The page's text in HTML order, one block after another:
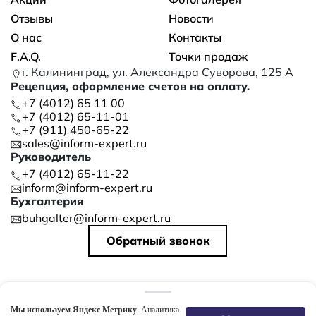
Мы используем Яндекс Метрику. Аналитика
Отзывы
Новости
О нас
Контакты
F.A.Q.
Точки продаж
г. Калининград, ул. Александра Суворова, 125 А
Рецепция, оформление счетов на оплату.
+7 (4012) 65 11 00
+7 (4012) 65-11-01
+7 (911) 450-65-22
sales@inform-expert.ru
Руководитель
+7 (4012) 65-11-22
inform@inform-expert.ru
Бухгалтерия
buhgalter@inform-expert.ru
Обратный звонок
Политика конфиденциальности